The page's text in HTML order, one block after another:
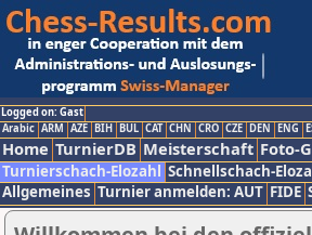
Logged on: Gast
Arabic ARM AZE BIH BUL CAT CHN CRO CZE DEN ENG
Home TurnierDB Meisterschaft Foto-
Turnierschach-Elozahl Schnellschach-
Allgemeines Turnier anmelden: AUT FIDE